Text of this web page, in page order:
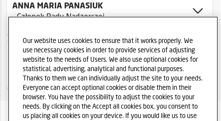
ANNA MARIA PANASIUK
- Członek Rady Nadzorczej
EDYTA WOJTKIEWICZ
- Członek Rady Nadzorczej
Our website uses cookies to ensure that it works properly. We
use necessary cookies in order to provide services of adjusting
website to the needs of Users. We also use optional cookies for
statistical, advertising, analytical and functional purposes.
Thanks to them we can individually adjust the site to your needs.
Everyone can accept optional cookies or disable them in their
browser. You have the possibility to adjust the cookies to your
needs. By clicking on the Accept all cookies box, you consent to
us placing all cookies on your device. If you would like us to use